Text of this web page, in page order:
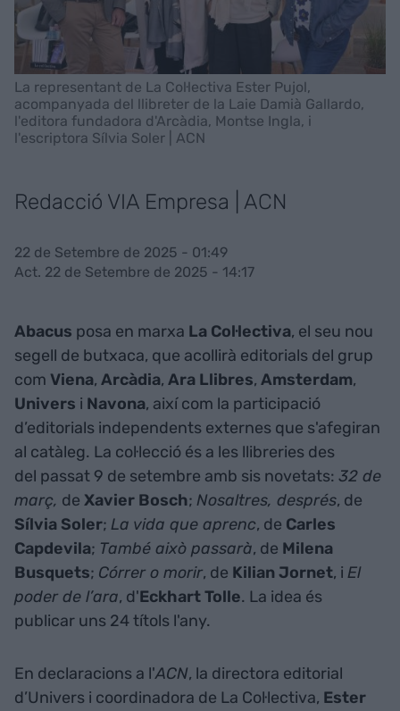
La representant de La Col·lectiva Ester Pujol,
acompanyada del llibreter de la Laie Damià Gallardo,
l'editora fundadora d'Arcàdia, Montse Ingla, i
l'escriptora Sílvia Soler | ACN
Redacció VIA Empresa | ACN
22 de Setembre de 2025 - 01:49
Act. 22 de Setembre de 2025 - 14:17
Abacus posa en marxa La Col·lectiva, el seu nou
segell de butxaca, que acollirà editorials del grup
com Viena, Arcàdia, Ara Llibres, Amsterdam,
Univers i Navona, així com la participació
d’editorials independents externes que s'afegiran
al catàleg. La col·lecció és a les llibreries des
del passat 9 de setembre amb sis novetats: 32 de
març, de Xavier Bosch; Nosaltres, després, de
Sílvia Soler; La vida que aprenc, de Carles
Capdevila; També això passarà, de Milena
Busquets; Córrer o morir, de Kilian Jornet, i El
poder de l’ara, d'Eckhart Tolle. La idea és
publicar uns 24 títols l'any.
En declaracions a l'ACN, la directora editorial
d’Univers i coordinadora de La Col·lectiva, Ester